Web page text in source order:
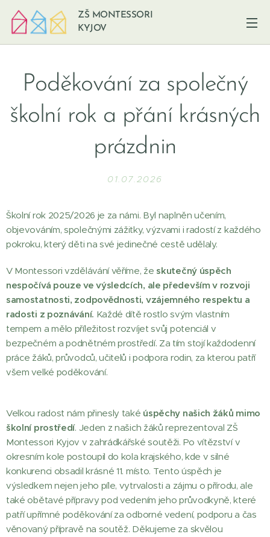
ZŠ MONTESSORI
KYJOV
Poděkování za společný
školní rok a přání krásných
prázdnin
01.07.2026
Školní rok 2025/2026 je za námi. Byl naplněn učením,
objevováním, společnými zážitky, výzvami i radostí z každého
pokroku, který děti na své jedinečné cestě udělaly.
V Montessori vzdělávání věříme, že skutečný úspěch
nespočívá pouze ve výsledcích, ale především v rozvoji
samostatnosti, zodpovědnosti, vzájemného respektu a
radosti z poznávání. Každé dítě rostlo svým vlastním
tempem a mělo příležitost rozvíjet svůj potenciál v
bezpečném a podnětném prostředí. Za tím stojí každodenní
práce žáků, průvodců, učitelů i podpora rodin, za kterou patří
všem velké poděkování.
Velkou radost nám přinesly také úspěchy našich žáků mimo
školní prostředí. Jeden z našich žáků reprezentoval ZŠ
Montessori Kyjov v zahrádkářské soutěži. Po vítězství v
okresním kole postoupil do kola krajského, kde v silné
konkurenci obsadil krásné 11. místo. Tento úspěch je
výsledkem nejen jeho píle, vytrvalosti a zájmu o přírodu, ale
také obětavé přípravy pod vedením jeho průvodkyně, které
patří upřímné poděkování za odborné vedení, podporu a čas
věnovaný přípravě na soutěž. Děkujeme za skvělou